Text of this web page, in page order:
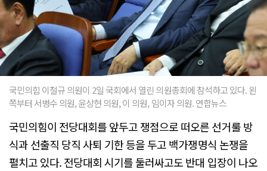
국민의힘 이철규 의원이 2일 국회에서 열린 의원총회에 참석하고 있다. 왼
쪽부터 서병수 의원, 윤상현 의원, 이 의원, 임이자 의원. 연합뉴스
국민의힘이 전당대회를 앞두고 쟁점으로 떠오른 선거룰 방
식과 선출직 당직 사퇴 기한 등을 두고 백가쟁명식 논쟁을
펼치고 있다. 전당대회 시기를 둘러싸고도 반대 입장이 나오